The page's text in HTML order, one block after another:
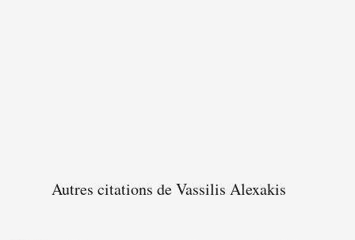
Autres citations de Vassilis Alexakis